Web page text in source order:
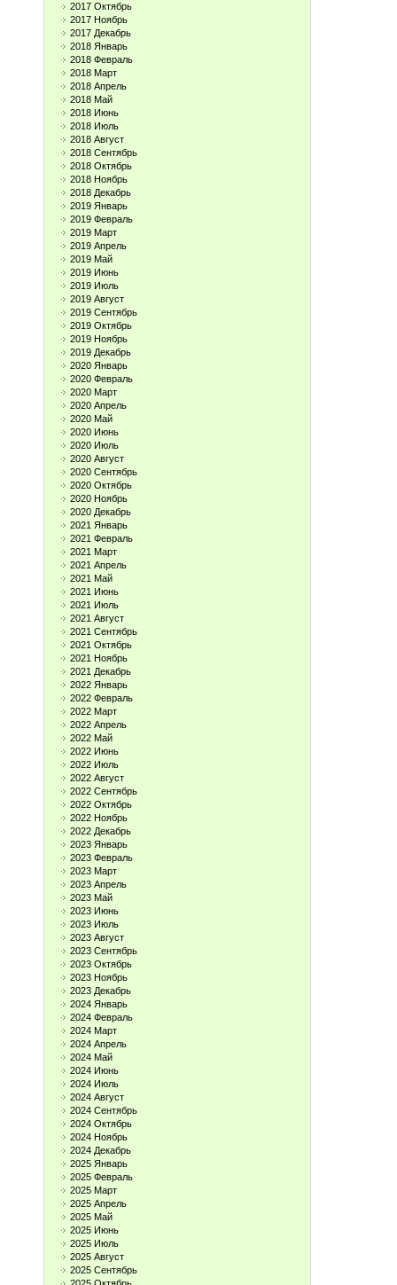
2017 Октябрь
2017 Ноябрь
2017 Декабрь
2018 Январь
2018 Февраль
2018 Март
2018 Апрель
2018 Май
2018 Июнь
2018 Июль
2018 Август
2018 Сентябрь
2018 Октябрь
2018 Ноябрь
2018 Декабрь
2019 Январь
2019 Февраль
2019 Март
2019 Апрель
2019 Май
2019 Июнь
2019 Июль
2019 Август
2019 Сентябрь
2019 Октябрь
2019 Ноябрь
2019 Декабрь
2020 Январь
2020 Февраль
2020 Март
2020 Апрель
2020 Май
2020 Июнь
2020 Июль
2020 Август
2020 Сентябрь
2020 Октябрь
2020 Ноябрь
2020 Декабрь
2021 Январь
2021 Февраль
2021 Март
2021 Апрель
2021 Май
2021 Июнь
2021 Июль
2021 Август
2021 Сентябрь
2021 Октябрь
2021 Ноябрь
2021 Декабрь
2022 Январь
2022 Февраль
2022 Март
2022 Апрель
2022 Май
2022 Июнь
2022 Июль
2022 Август
2022 Сентябрь
2022 Октябрь
2022 Ноябрь
2022 Декабрь
2023 Январь
2023 Февраль
2023 Март
2023 Апрель
2023 Май
2023 Июнь
2023 Июль
2023 Август
2023 Сентябрь
2023 Октябрь
2023 Ноябрь
2023 Декабрь
2024 Январь
2024 Февраль
2024 Март
2024 Апрель
2024 Май
2024 Июнь
2024 Июль
2024 Август
2024 Сентябрь
2024 Октябрь
2024 Ноябрь
2024 Декабрь
2025 Январь
2025 Февраль
2025 Март
2025 Апрель
2025 Май
2025 Июнь
2025 Июль
2025 Август
2025 Сентябрь